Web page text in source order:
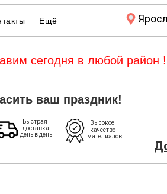
Ещё
Быстрая
доставка
Высокое
качество
ваш праздник!
мателиалов
день в день
сегодня в любой район !